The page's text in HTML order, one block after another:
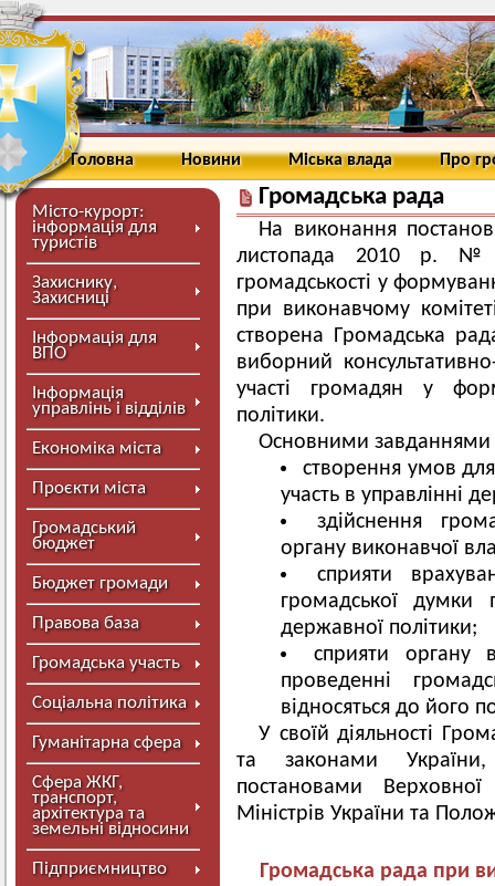
Головна Новини Міська влада Про
Місто-курорт:
інформація для
туристів
Захиснику,
Захисниці
Інформація для
ВПО
Інформація
управлінь і відділів
Економіка міста
Проєкти міста
Громадський
бюджет
Бюджет громади
Правова база
Громадська участь
Соціальна політика
Гуманітарна сфера
Сфера ЖКГ,
транспорт,
архітектура та
земельні відносини
Підприємництво
Громадська рада
На виконання
листопада 2010 р. №
громадськості у
при виконавчому
створена Громадська
виборний
участі громадян у
політики.
Основними завданнями
створення умов для
участь в управлінні
здійснення
органу виконавчої
сприяти
громадської думки
державної політики;
сприяти органу
проведенні
відносяться до його
У своїй діяльності
та законами
постановами
Міністрів України та
Громадська рада при